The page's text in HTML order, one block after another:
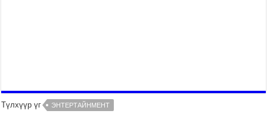
Түлхүүр үг ЭНТЕРТАЙНМЕНТ